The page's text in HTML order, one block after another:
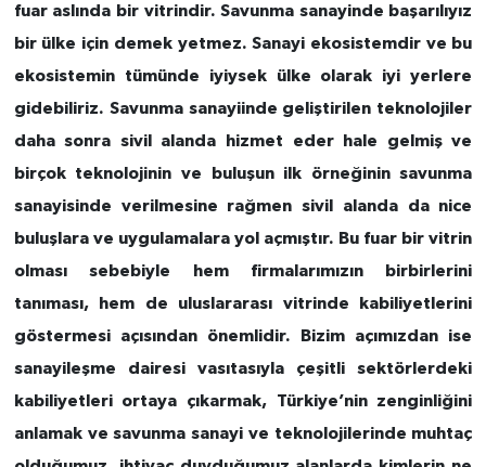
fuar aslında bir vitrindir. Savunma sanayinde başarılıyız
bir ülke için demek yetmez. Sanayi ekosistemdir ve bu
ekosistemin tümünde iyiysek ülke olarak iyi yerlere
gidebiliriz. Savunma sanayiinde geliştirilen teknolojiler
daha sonra sivil alanda hizmet eder hale gelmiş ve
birçok teknolojinin ve buluşun ilk örneğinin savunma
sanayisinde verilmesine rağmen sivil alanda da nice
buluşlara ve uygulamalara yol açmıştır. Bu fuar bir vitrin
olması sebebiyle hem firmalarımızın birbirlerini
tanıması, hem de uluslararası vitrinde kabiliyetlerini
göstermesi açısından önemlidir. Bizim açımızdan ise
sanayileşme dairesi vasıtasıyla çeşitli sektörlerdeki
kabiliyetleri ortaya çıkarmak, Türkiye’nin zenginliğini
anlamak ve savunma sanayi ve teknolojilerinde muhtaç